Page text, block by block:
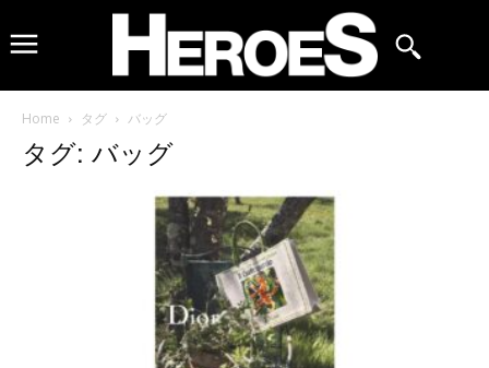
Home タグ バッグ
タグ: バッグ